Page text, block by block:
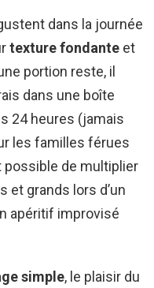
dans la journée
texture fondante et
portion reste, il
dans une boîte
24 heures (jamais
les familles férues
possible de multiplier
et grands lors d’un
apéritif improvisé
simple, le plaisir du